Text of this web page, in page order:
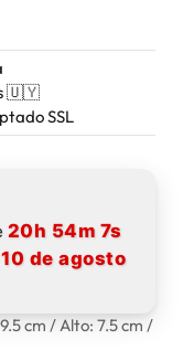
🇺🇾
SSL
20h 54m 5s
de agosto
cm / Alto: 7.5 cm /